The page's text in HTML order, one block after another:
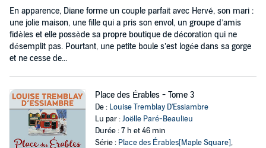
En apparence, Diane forme un couple parfait avec Hervé, son mari :
une jolie maison, une fille qui a pris son envol, un groupe d’amis
fidèles et elle possède sa propre boutique de décoration qui ne
désemplit pas. Pourtant, une petite boule s’est logée dans sa gorge
et ne cesse de...
Place des Érables - Tome 3
De : Louise Tremblay D'Essiambre
Lu par :Joëlle Paré-Beaulieu
Durée : 7 h et 46 min
Série : Place des Érables[Maple Square],